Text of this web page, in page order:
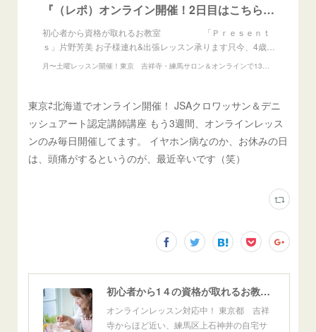
『（レポ）オンライン開催！2日目はこちら♡』
初心者から資格が取れるお教室 「Ｐｒｅｓｅｎｔ
ｓ」片野芳美 お子様連れ&出張レッスン承ります只今、4歳…
月〜土曜レッスン開催！東京 吉祥寺・練馬サロン＆オンラインで13の資格が取れるお教室『Presents』
東京⇄北海道でオンライン開催！ JSAクロワッサン＆デニ
ッシュアート認定講師講座 もう3週間、オンラインレッス
ンのみ毎日開催してます。 イヤホン病なのか、お休みの日
は、頭痛がするというのが、最近辛いです（笑）
初心者から1４の資格が取れるお教室「Presents」東京自宅サロン＆オンライン
オンラインレッスン対応中！ 東京都 吉祥
寺からほど近い、練馬区上石神井の自宅サ